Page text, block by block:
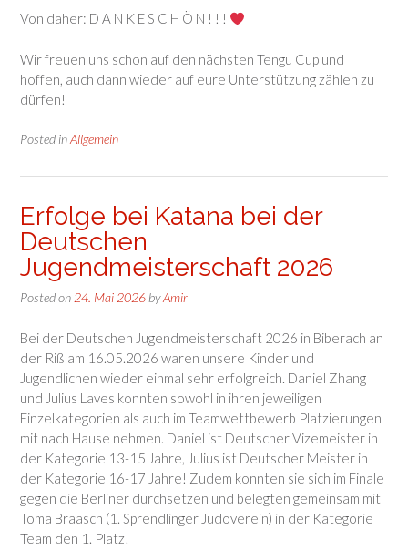
Von daher: D A N K E S C H Ö N ! ! !
Wir freuen uns schon auf den nächsten Tengu Cup und
hoffen, auch dann wieder auf eure Unterstützung zählen zu
dürfen!
Posted inAllgemein
Erfolge bei Katana bei der
Deutschen
Jugendmeisterschaft 2026
Posted on 24. Mai 2026 byAmir
Bei der Deutschen Jugendmeisterschaft 2026 in Biberach an
der Riß am 16.05.2026 waren unsere Kinder und
Jugendlichen wieder einmal sehr erfolgreich. Daniel Zhang
und Julius Laves konnten sowohl in ihren jeweiligen
Einzelkategorien als auch im Teamwettbewerb Platzierungen
mit nach Hause nehmen. Daniel ist Deutscher Vizemeister in
der Kategorie 13-15 Jahre, Julius ist Deutscher Meister in
der Kategorie 16-17 Jahre! Zudem konnten sie sich im Finale
gegen die Berliner durchsetzen und belegten gemeinsam mit
Toma Braasch (1. Sprendlinger Judoverein) in der Kategorie
Team den 1. Platz!